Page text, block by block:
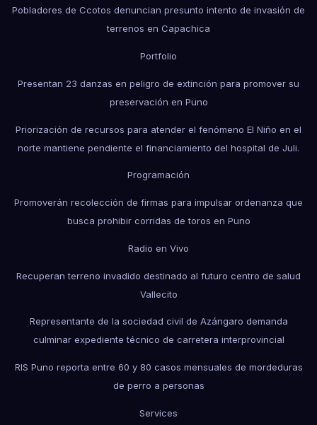
Pobladores de Ccotos denuncian presunto intento de invasión de
terrenos en Capachica
Portfolio
Presentan 23 danzas en peligro de extinción para promover su
preservación en Puno
Priorización de recursos para atender el fenómeno El Niño en el
norte mantiene pendiente el financiamiento del hospital de Juli.
Programación
Promoverán recolección de firmas para impulsar ordenanza que
busca prohibir corridas de toros en Puno
Radio en Vivo
Recuperan terreno invadido destinado al futuro centro de salud
Vallecito
Representante de la sociedad civil de Azángaro demanda
culminar expediente técnico de carretera interprovincial
RIS Puno reporta entre 60 y 80 casos mensuales de mordeduras
de perro a personas
Services